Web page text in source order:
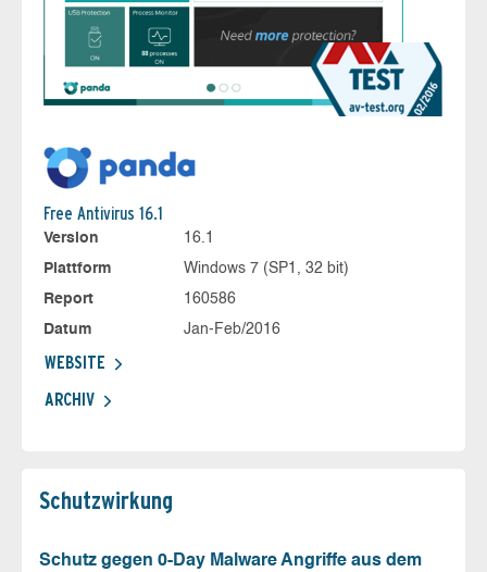
Free Antivirus 16.1
Version
16.1
Plattform
Windows 7 (SP1, 32 bit)
Report
160586
Datum
Jan-Feb/2016
WEBSITE
ARCHIV
Schutz­wirkung
Schutz gegen 0-Day Malware Angriffe aus dem